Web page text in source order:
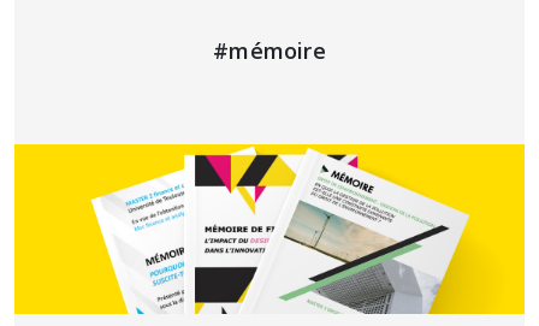
#mémoire